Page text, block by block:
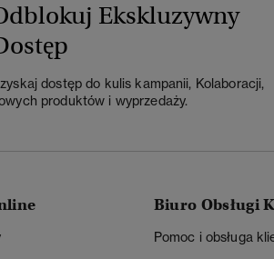
Ekskluzywny
dostęp do kulis kampanii, Kolaboracji,
produktów i wyprzedaży.
Biuro Obsługi
Pomoc i obsługa